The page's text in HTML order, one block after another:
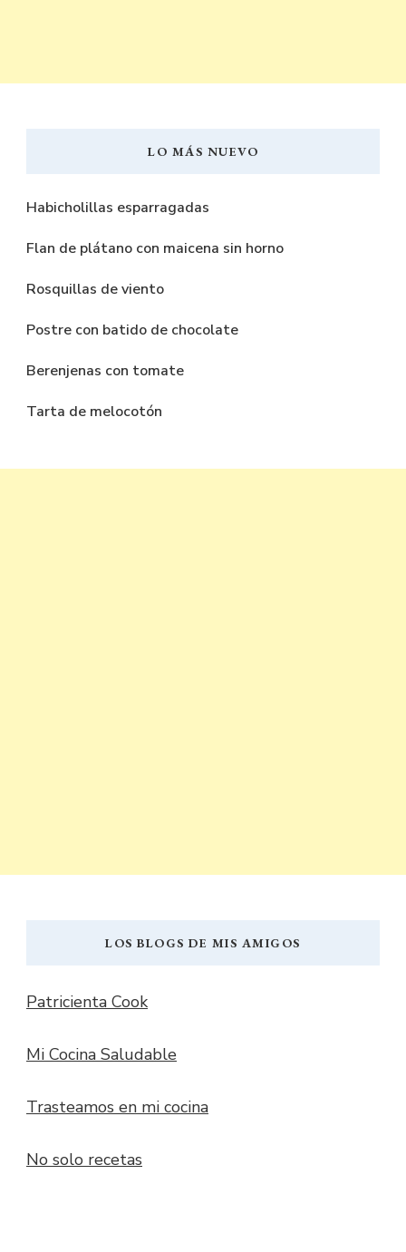
LO MÁS NUEVO
Habicholillas esparragadas
Flan de plátano con maicena sin horno
Rosquillas de viento
Postre con batido de chocolate
Berenjenas con tomate
Tarta de melocotón
LOS BLOGS DE MIS AMIGOS
Patricienta Cook
Mi Cocina Saludable
Trasteamos en mi cocina
No solo recetas